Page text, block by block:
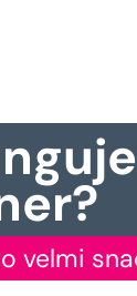
velmi